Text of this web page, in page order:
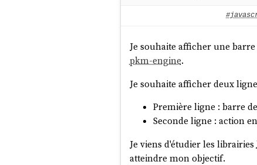
Je souhaite afficher une
pkm-engine.
Je souhaite afficher deux
Première ligne : barre
Seconde ligne : action
Je viens d'étudier les librairies
atteindre mon objectif.